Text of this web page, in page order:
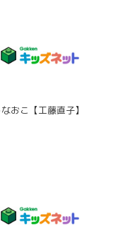
おこ【工藤直子】